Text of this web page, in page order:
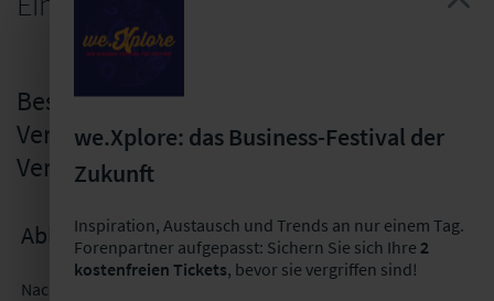
Bestellung des "Web Based Training:
Versicherungsvertrieb der Zukunft -
Verstehen, was den Vertrieb verändert."
Ablauf der Bestellung
Nach der erfolgreichen Bestellung erhalten Sie zeitnah Ihre
we.Xplore: das Business-Festival der
Zukunft
Inspiration, Austausch und Trends an nur einem Tag.
Forenpartner aufgepasst: Sichern Sie sich Ihre 2
kostenfreien Tickets, bevor sie vergriffen sind!